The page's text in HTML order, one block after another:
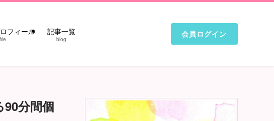
フィール 記事一覧
blog
会員ログイン
分間個